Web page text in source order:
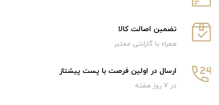
تضمین اصالت کالا
همراه با گارانتی معتبر
ارسال در اولین فرصت با پست پیشتاز
در 7 روز هفته